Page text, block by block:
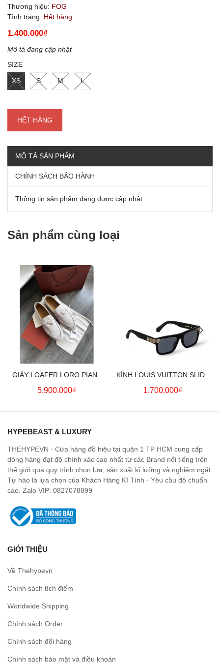
Thương hiệu: FOG
Tình trạng: Hết hàng
1.400.000₫
Mô tả đang cập nhật
SIZE
XS S M L
HẾT HÀNG
MÔ TẢ SẢN PHẨM
CHÍNH SÁCH BẢO HÀNH
Thông tin sản phẩm đang được cập nhật
Sản phẩm cùng loại
GIÀY LOAFER LORO PIANA
SUMMER CHARMS (CREAM)
5.900.000₫
KÍNH LOUIS VUITTON SLIDE
SQUARE SUNGLASSES
1.700.000₫
HYPEBEAST & LUXURY
THEHYPEVN - Cửa hàng đồ hiệu tại quận 1 TP HCM cung cấp
dòng hàng đạt độ chính xác cao nhất từ các Brand nổi tiếng trên
thế giới qua quy trình chọn lựa, sản xuất kĩ lưỡng và nghiêm ngặt.
Tự hào là lựa chọn của Khách Hàng Kĩ Tính - Yêu cầu độ chuẩn
cao. Zalo VIP: 0827078899
GIỚI THIỆU
Về Thehypevn
Chính sách tích điểm
Worldwide Shipping
Chính sách Order
Chính sách đổi hàng
Chính sách bảo mật và điều khoản